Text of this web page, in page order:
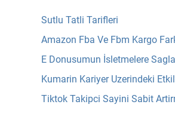
Sutlu Tatli Tarifleri
Amazon Fba Ve Fbm Kargo
E Donusumun İsletmelere
Kumarin Kariyer Uzerindeki
Tiktok Takipci Sayini Sabit